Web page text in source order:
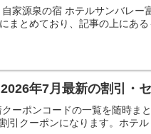
家源泉の宿 ホテルサンバレー
まとめており、記事の上にあ
年7月最新の割引・
ーポンコードの一覧を随時ま
引クーポンになります。ホテ